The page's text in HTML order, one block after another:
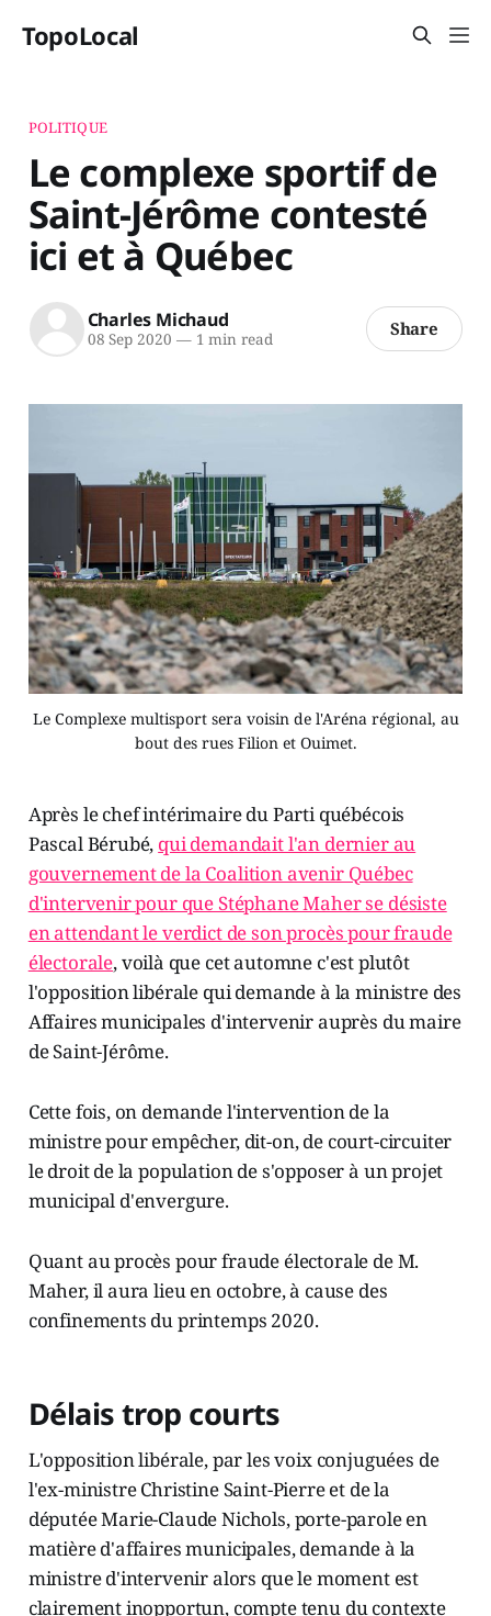
TopoLocal
POLITIQUE
Le complexe sportif de
Saint-Jérôme contesté
ici et à Québec
Charles Michaud
08 Sep 2020 —1 min read Share
Le Complexe multisport sera voisin de l'Aréna régional, au
bout des rues Filion et Ouimet.
Après le chef intérimaire du Parti québécois
Pascal Bérubé, qui demandait l'an dernier au
gouvernement de la Coalition avenir Québec
d'intervenir pour que Stéphane Maher se désiste
en attendant le verdict de son procès pour fraude
électorale, voilà que cet automne c'est plutôt
l'opposition libérale qui demande à la ministre des
Affaires municipales d'intervenir auprès du maire
de Saint-Jérôme.
Cette fois, on demande l'intervention de la
ministre pour empêcher, dit-on, de court-circuiter
le droit de la population de s'opposer à un projet
municipal d'envergure.
Quant au procès pour fraude électorale de M.
Maher, il aura lieu en octobre, à cause des
confinements du printemps 2020.
Délais trop courts
L'opposition libérale, par les voix conjuguées de
l'ex-ministre Christine Saint-Pierre et de la
députée Marie-Claude Nichols, porte-parole en
matière d'affaires municipales, demande à la
ministre d'intervenir alors que le moment est
clairement inopportun, compte tenu du contexte